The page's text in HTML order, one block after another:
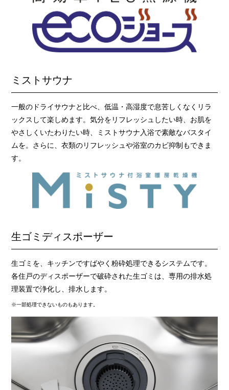
ミストサウナ
一般のドライサウナと比べ、低温・高湿度で息苦しくなくリラ
ックスして楽しめます。気分をリフレッシュしたい時、お肌を
やさしくいたわりたい時、ミストサウナ入浴で素敵なバスタイ
ムを。さらに、衣類のリフレッシュや浴室のカビ抑制もできま
す。
生ゴミディスポーザー
生ゴミを、キッチンですばやく粉砕処理できるシステムです。
各住戸のディスポーザーで破砕された生ゴミは、専用の排水処
理装置で浄化し、排水します。
※一部処理できないものもあります。